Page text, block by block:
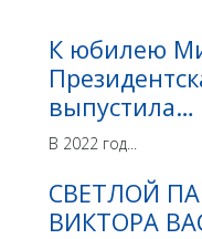
К юбилею
выпустила…
В 2022 год...
СВЕТЛОЙ
ВИКТОРА